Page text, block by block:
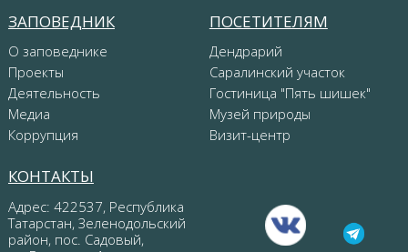
ЗАПОВЕДНИК
О заповеднике
Проекты
Деятельность
Медиа
Коррупция
ПОСЕТИТЕЛЯМ
Дендрарий
Саралинский участок
Гостиница "Пять шишек"
Музей природы
Визит-центр
КОНТАКТЫ
Адрес: 422537, Республика
Татарстан, Зеленодольский
район, пос. Садовый,